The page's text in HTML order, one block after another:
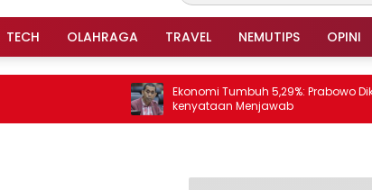
TECH OLAHRAGA TRAVEL NEMUTIPS OPINI
Ekonomi Tumbuh 5,29%: Prabowo Dikritik –
kenyataan Menjawab